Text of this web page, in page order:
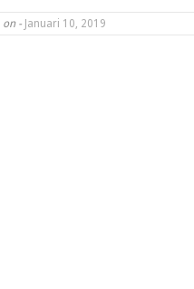
on - Januari 10, 2019